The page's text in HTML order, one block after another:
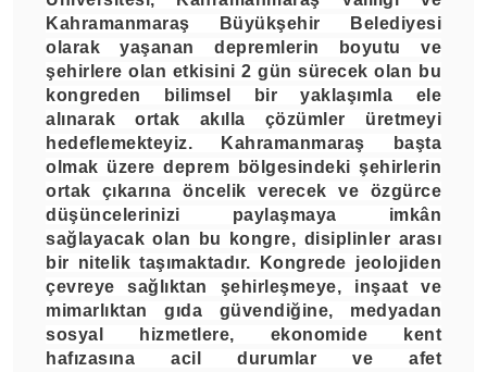
Kahramanmaraş Büyükşehir Belediyesi
olarak yaşanan depremlerin boyutu ve
şehirlere olan etkisini 2 gün sürecek olan bu
kongreden bilimsel bir yaklaşımla ele
alınarak ortak akılla çözümler üretmeyi
hedeflemekteyiz. Kahramanmaraş başta
olmak üzere deprem bölgesindeki şehirlerin
ortak çıkarına öncelik verecek ve özgürce
düşüncelerinizi paylaşmaya imkân
sağlayacak olan bu kongre, disiplinler arası
bir nitelik taşımaktadır. Kongrede jeolojiden
çevreye sağlıktan şehirleşmeye, inşaat ve
mimarlıktan gıda güvendiğine, medyadan
sosyal hizmetlere, ekonomide kent
hafızasına acil durumlar ve afet